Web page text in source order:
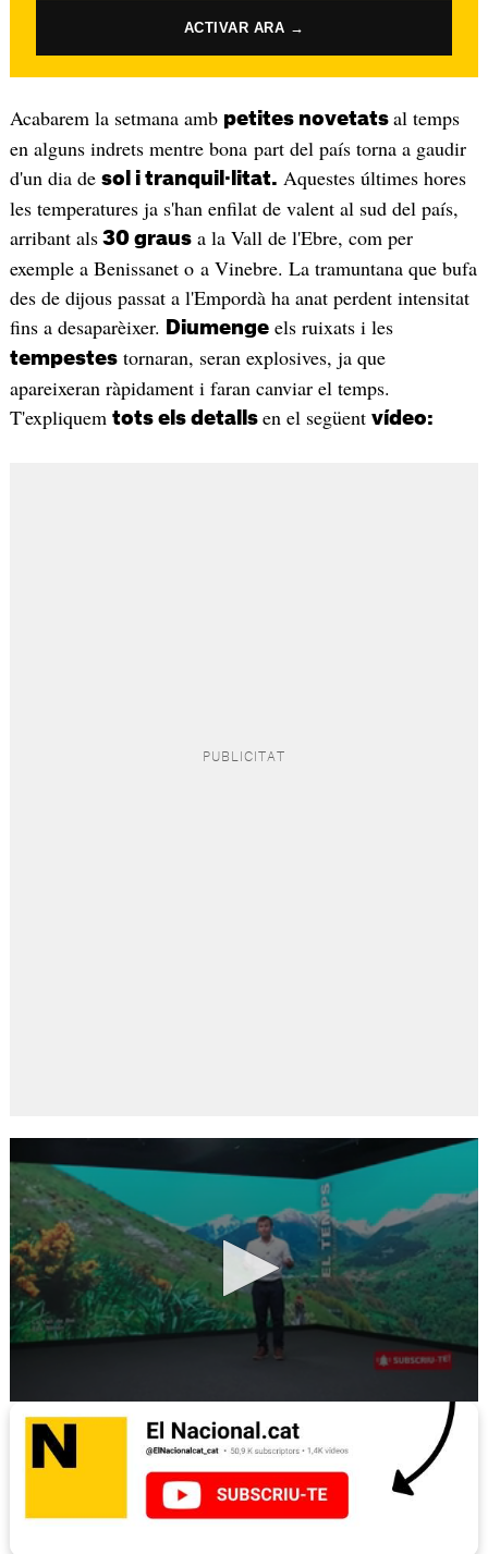
ACTIVAR ARA →
Acabarem la setmana amb petites novetats al temps
en alguns indrets mentre bona part del país torna a gaudir
d'un dia de sol i tranquil·litat. Aquestes últimes hores
les temperatures ja s'han enfilat de valent al sud del país,
arribant als30 grausa la Vall de l'Ebre, com per
exemple a Benissanet o a Vinebre. La tramuntana que bufa
des de dijous passat a l'Empordà ha anat perdent intensitat
fins a desaparèixer.
Diumengeels ruixats i les
tempestestornaran, seran explosives, ja que
apareixeran ràpidament i faran canviar el temps.
T'expliquem tots els detalls en el següent vídeo: